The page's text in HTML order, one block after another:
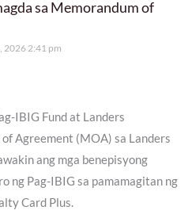
sa Memorandum of
2026 2:41 pm
IBIG Fund at Landers
Agreement (MOA) sa Landers
ang mga benepisyong
ng Pag-IBIG sa pamamagitan ng
Card Plus.